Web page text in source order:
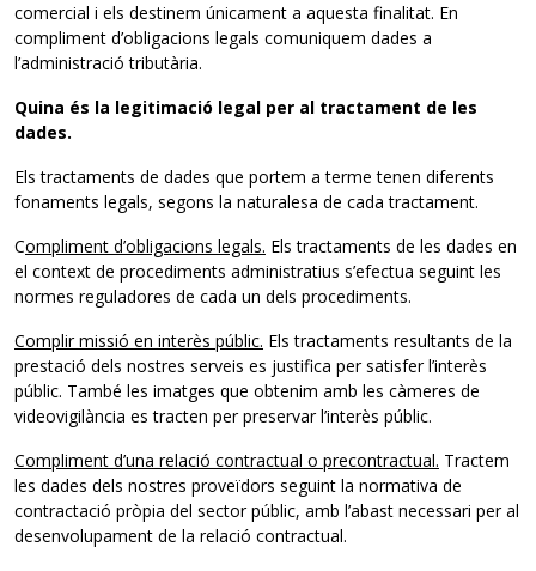
comercial i els destinem únicament a aquesta finalitat. En
compliment d’obligacions legals comuniquem dades a
l’administració tributària.
Quina és la legitimació legal per al tractament de les
dades.
Els tractaments de dades que portem a terme tenen diferents
fonaments legals, segons la naturalesa de cada tractament.
Compliment d’obligacions legals. Els tractaments de les dades en
el context de procediments administratius s’efectua seguint les
normes reguladores de cada un dels procediments.
Complir missió en interès públic. Els tractaments resultants de la
prestació dels nostres serveis es justifica per satisfer l’interès
públic. També les imatges que obtenim amb les càmeres de
videovigilància es tracten per preservar l’interès públic.
Compliment d’una relació contractual o precontractual. Tractem
les dades dels nostres proveïdors seguint la normativa de
contractació pròpia del sector públic, amb l’abast necessari per al
desenvolupament de la relació contractual.